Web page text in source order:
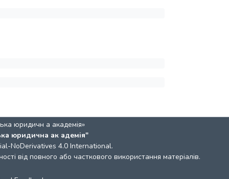
юридичн а академія»
юридична ак адемія"
NoDerivatives 4.0 International.
від повного або часткового використання матеріалів.